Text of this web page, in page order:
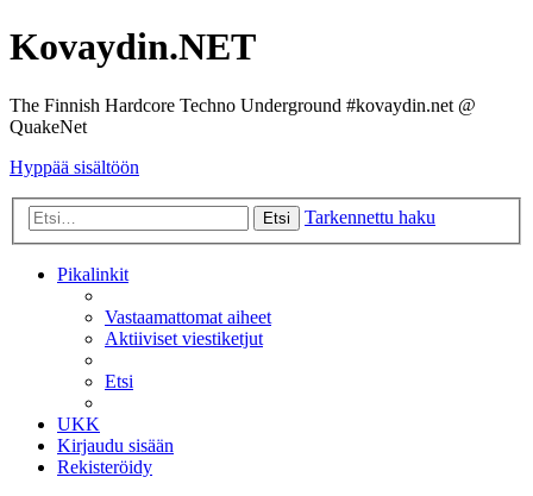
Kovaydin.NET
The Finnish Hardcore Techno Underground #kovaydin.net @
QuakeNet
Hyppää sisältöön
Etsi Tarkennettu haku
Pikalinkit
Vastaamattomat aiheet
Aktiiviset viestiketjut
Etsi
UKK
Kirjaudu sisään
Rekisteröidy